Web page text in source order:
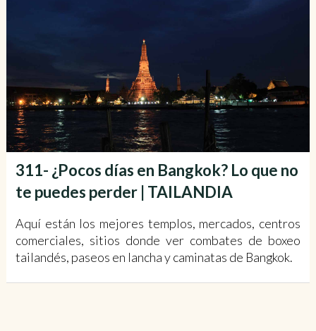
311- ¿Pocos días en Bangkok? Lo que no
te puedes perder | TAILANDIA
Aquí están los mejores templos, mercados, centros
comerciales, sitios donde ver combates de boxeo
tailandés, paseos en lancha y caminatas de Bangkok.